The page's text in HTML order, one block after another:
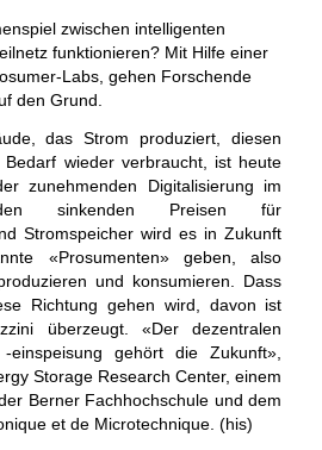
zwischen intelligenten
funktionieren? Mit Hilfe einer
Labs, gehen Forschende
den Grund.
das Strom produziert, diesen
wieder verbraucht, ist heute
zunehmenden Digitalisierung im
den sinkenden Preisen für
Stromspeicher wird es in Zukunft
«Prosumenten» geben, also
und konsumieren. Dass
Richtung gehen wird, davon ist
überzeugt. «Der dezentralen
einspeisung gehört die Zukunft»,
Storage Research Center, einem
Berner Fachhochschule und dem
et de Microtechnique. (his)